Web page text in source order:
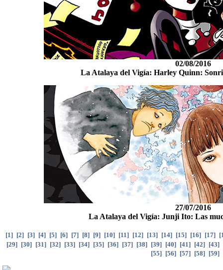
02/08/2016
La Atalaya del Vigía: Harley Quinn:
27/07/2016
La Atalaya del Vigía: Junji Ito: Las
[1] [2] [3] [4] [5] [6] [7] [8] [9] [10] [11] [12] [13] [14] [15] [16] [17] [
[29] [30] [31] [32] [33] [34] [35] [36] [37] [38] [39] [40] [41] [42] [43]
[55] [56] [57] [58] [59]